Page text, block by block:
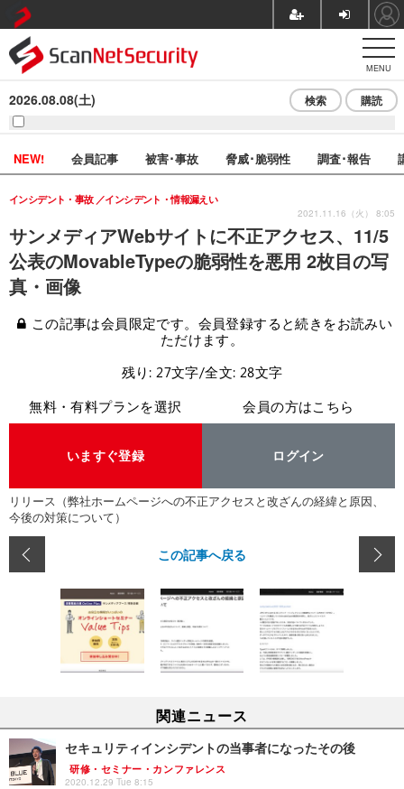
MENU
2026.08.08(土) 検索 購読
NEW! 会員記事 被害･事故 脅威･脆弱性 調査･報告
サンメディアWebサイトに不正アクセス、11/5
公表のMovableTypeの脆弱性を悪用 2枚目の写
真・画像
インシデント・事故 インシデント・情報漏えい
2021.11.16（火） 8:05
この記事は会員限定です。会員登録すると続きをお読みい
ただけます。
残り: 27文字/全文: 28文字
無料・有料プランを選択
いますぐ登録
会員の方はこちら
ログイン
リリース（弊社ホームページへの不正アクセスと改ざんの経緯と原因、
今後の対策について）
この記事へ戻る
関連ニュース
セキュリティインシデントの当事者になったその後
研修・セミナー・カンファレンス
2020.12.29 Tue 8:15